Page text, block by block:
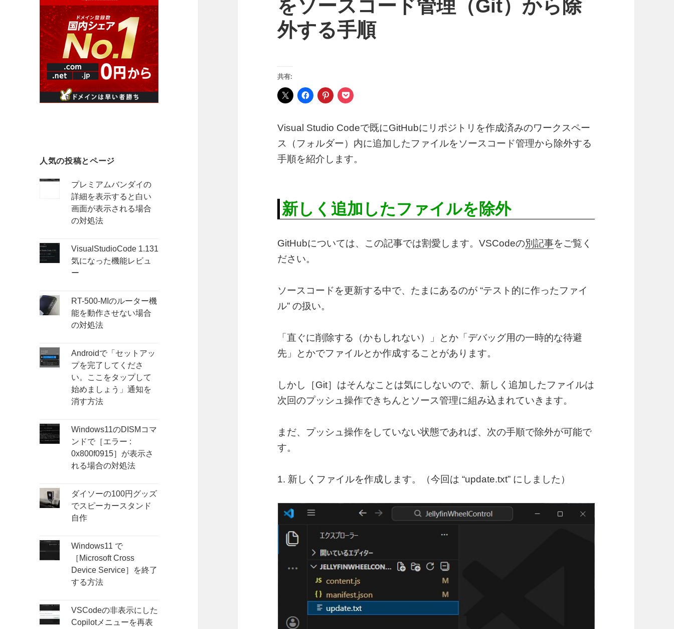
人気の投稿とページ
プレミアムバンダイの
詳細を表示すると白い
画面が表示される場合
の対処法
VisualStudioCode 1.131
気になった機能レビュ
ー
RT-500-MIのルーター機
能を動作させない場合
の対処法
Androidで「セットアッ
プを完了してくださ
い。ここをタップして
始めましょう」通知を
消す方法
Windows11のDISMコマ
ンドで［エラー :
0x800f0915］が表示さ
れる場合の対処法
ダイソーの100円グッズ
でスピーカースタンド
自作
Windows11 で
［Microsoft Cross
Device Service］を終了
する方法
VSCodeの非表示にした
Copilotメニューを再表
をソースコード管理（Git）から除
外する手順
共有:
Visual Studio Codeで既にGitHubにリポジトリを作成済みのワークスペー
ス（フォルダー）内に追加したファイルをソースコード管理から除外する
手順を紹介します。
新しく追加したファイルを除外
GitHubについては、この記事では割愛します。VSCodeの別記事をご覧く
ださい。
ソースコードを更新する中で、たまにあるのが “テスト的に作ったファイ
ル” の扱い。
「直ぐに削除する（かもしれない）」とか「デバッグ用の一時的な待避
先」とかでファイルとか作成することがあります。
しかし［Git］はそんなことは気にしないので、新しく追加したファイルは
次回のプッシュ操作できちんとソース管理に組み込まれていきます。
まだ、プッシュ操作をしていない状態であれば、次の手順で除外が可能で
す。
1. 新しくファイルを作成します。（今回は “update.txt” にしました）